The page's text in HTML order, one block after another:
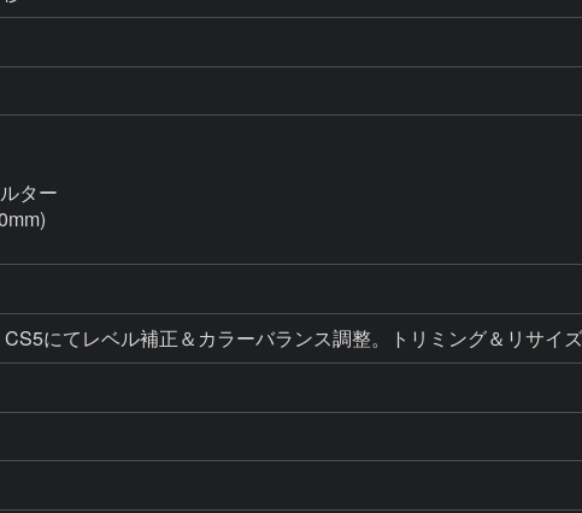
ター
にてレベル補正＆カラーバランス調整。トリミング＆リサイ